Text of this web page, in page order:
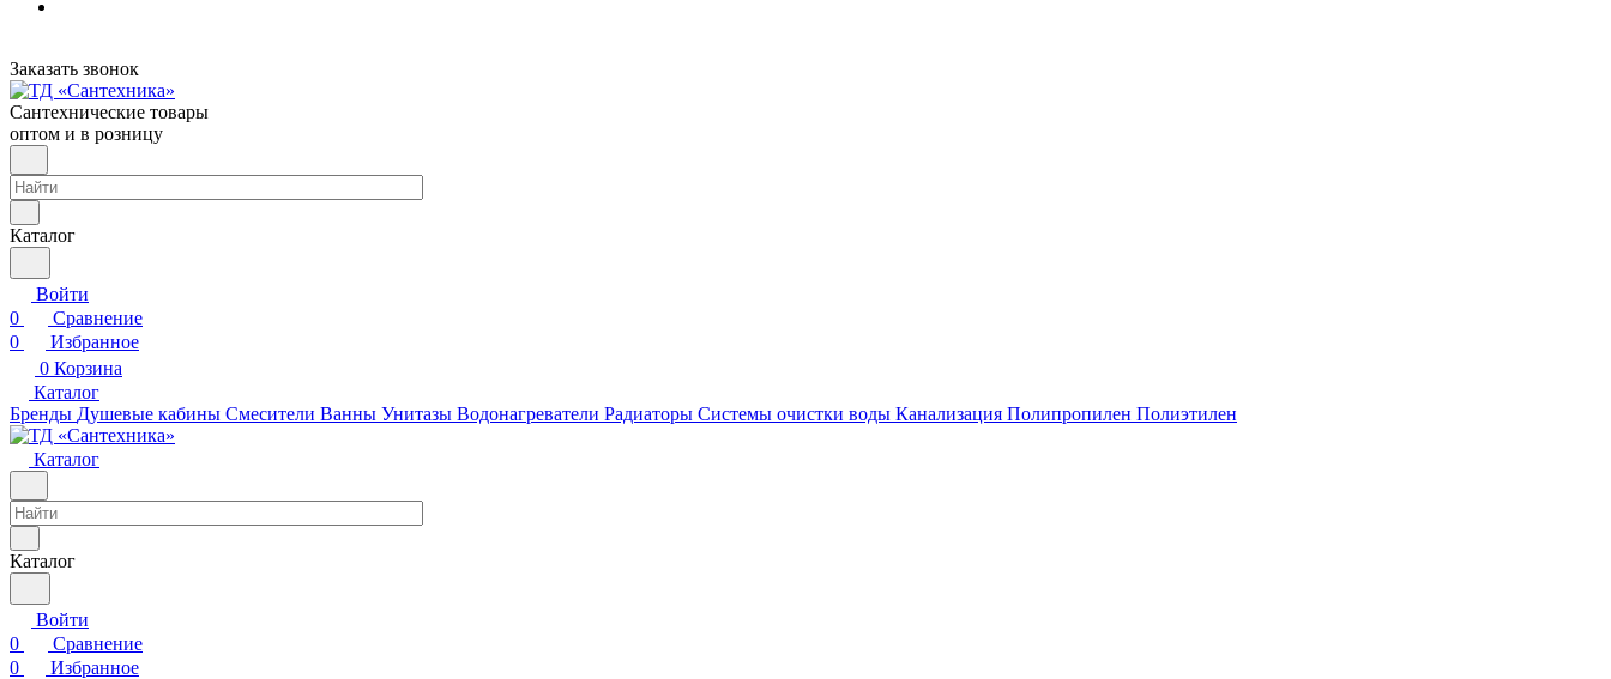
Заказать звонок
Сантехнические товары
оптом и в розницу
Каталог
Войти
0
Сравнение
0
Избранное
0 Корзина
Каталог
Бренды Душевые кабины Смесители Ванны Унитазы Водонагреватели Радиаторы Системы очистки воды Канализация Полипропилен Полиэтилен
Каталог
Каталог
Войти
0
Сравнение
0
Избранное